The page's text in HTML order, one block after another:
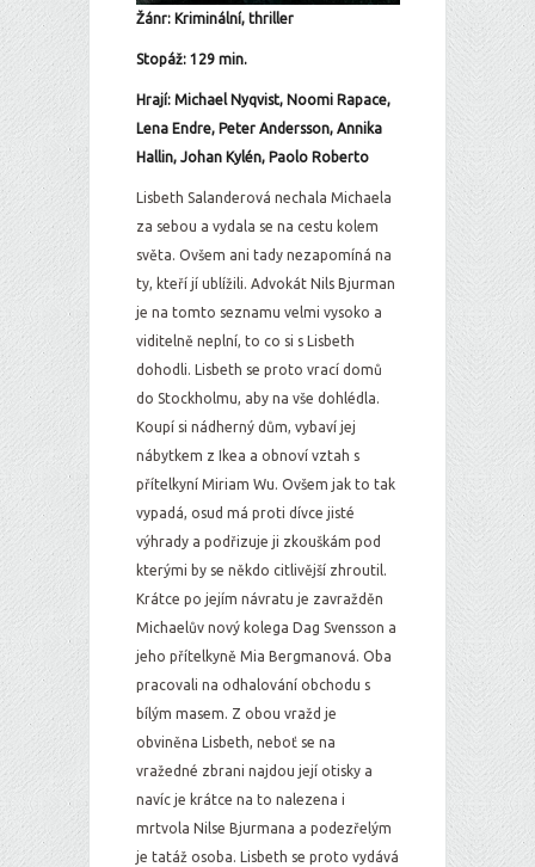
Žánr: Kriminální, thriller
Stopáž: 129 min.
Hrají: Michael Nyqvist, Noomi Rapace,
Lena Endre, Peter Andersson, Annika
Hallin, Johan Kylén, Paolo Roberto
Lisbeth Salanderová nechala Michaela
za sebou a vydala se na cestu kolem
světa. Ovšem ani tady nezapomíná na
ty, kteří jí ublížili. Advokát Nils Bjurman
je na tomto seznamu velmi vysoko a
viditelně neplní, to co si s Lisbeth
dohodli. Lisbeth se proto vrací domů
do Stockholmu, aby na vše dohlédla.
Koupí si nádherný dům, vybaví jej
nábytkem z Ikea a obnoví vztah s
přítelkyní Miriam Wu. Ovšem jak to tak
vypadá, osud má proti dívce jisté
výhrady a podřizuje ji zkouškám pod
kterými by se někdo citlivější zhroutil.
Krátce po jejím návratu je zavražděn
Michaelův nový kolega Dag Svensson a
jeho přítelkyně Mia Bergmanová. Oba
pracovali na odhalování obchodu s
bílým masem. Z obou vražd je
obviněna Lisbeth, neboť se na
vražedné zbrani najdou její otisky a
navíc je krátce na to nalezena i
mrtvola Nilse Bjurmana a podezřelým
je tatáž osoba. Lisbeth se proto vydává